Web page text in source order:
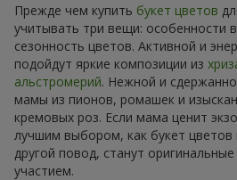
Прежде чем купить букет цветов
учитывать три вещи: особенности
сезонность цветов. Активной и
подойдут яркие композиции из
альстромерий. Нежной и
мамы из пионов, ромашек и
кремовых роз. Если мама ценит
лучшим выбором, как букет
другой повод, станут оригинальные
участием.